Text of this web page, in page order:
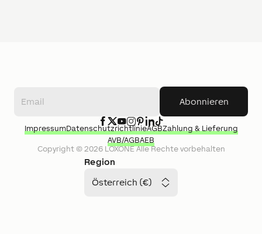
Abonnieren
Region
Österreich (€)
Copyright © 2026LOXONEAlle Rechte vorbehalten
ImpressumDatenschutzrichtlinieAGBZahlung & Lieferung
AVB/AGBAEB